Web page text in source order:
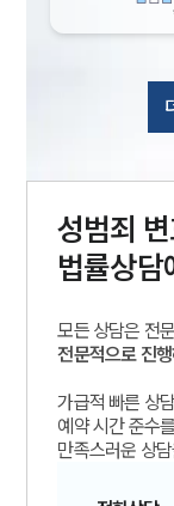
성범죄
법률상담
모든 상담은 전
전문적으로 진
가급적 빠른 상
예약 시간 준수
만족스러운 상